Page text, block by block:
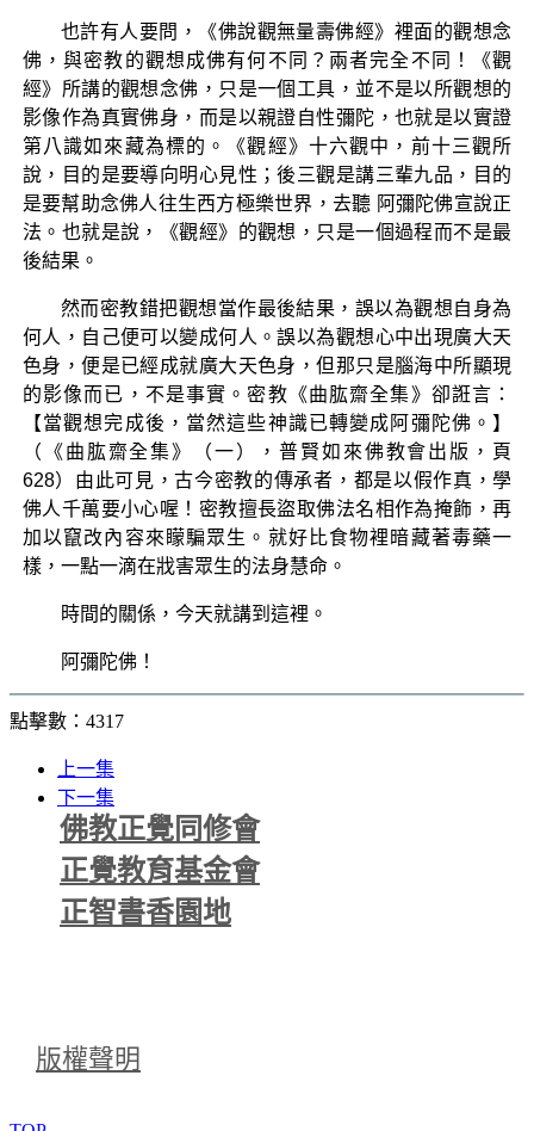
也許有人要問，《佛說觀無量壽佛經》裡面的觀想念
佛，與密教的觀想成佛有何不同？兩者完全不同！《觀
經》所講的觀想念佛，只是一個工具，並不是以所觀想的
影像作為真實佛身，而是以親證自性彌陀，也就是以實證
第八識如來藏為標的。《觀經》十六觀中，前十三觀所
說，目的是要導向明心見性；後三觀是講三輩九品，目的
是要幫助念佛人往生西方極樂世界，去聽 阿彌陀佛宣說正
法。也就是說，《觀經》的觀想，只是一個過程而不是最
後結果。
然而密教錯把觀想當作最後結果，誤以為觀想自身為
何人，自己便可以變成何人。誤以為觀想心中出現廣大天
色身，便是已經成就廣大天色身，但那只是腦海中所顯現
的影像而已，不是事實。密教《曲肱齋全集》卻誑言：
【當觀想完成後，當然這些神識已轉變成阿彌陀佛。】
（《曲肱齋全集》（一），普賢如來佛教會出版，頁
628）由此可見，古今密教的傳承者，都是以假作真，學
佛人千萬要小心喔！密教擅長盜取佛法名相作為掩飾，再
加以竄改內容來矇騙眾生。就好比食物裡暗藏著毒藥一
樣，一點一滴在戕害眾生的法身慧命。
時間的關係，今天就講到這裡。
阿彌陀佛！
點擊數：4317
上一集
下一集
佛教正覺同修會
正覺教育基金會
正智書香園地
版權聲明